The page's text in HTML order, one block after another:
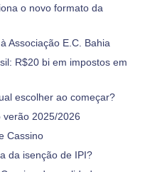
o novo formato da
Associação E.C. Bahia
R$20 bi em impostos em
escolher ao começar?
2025/2026
Cassino
da isenção de IPI?